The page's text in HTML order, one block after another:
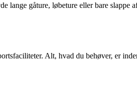
lange gåture, løbeture eller bare slappe
Alt, hvad du behøver, er